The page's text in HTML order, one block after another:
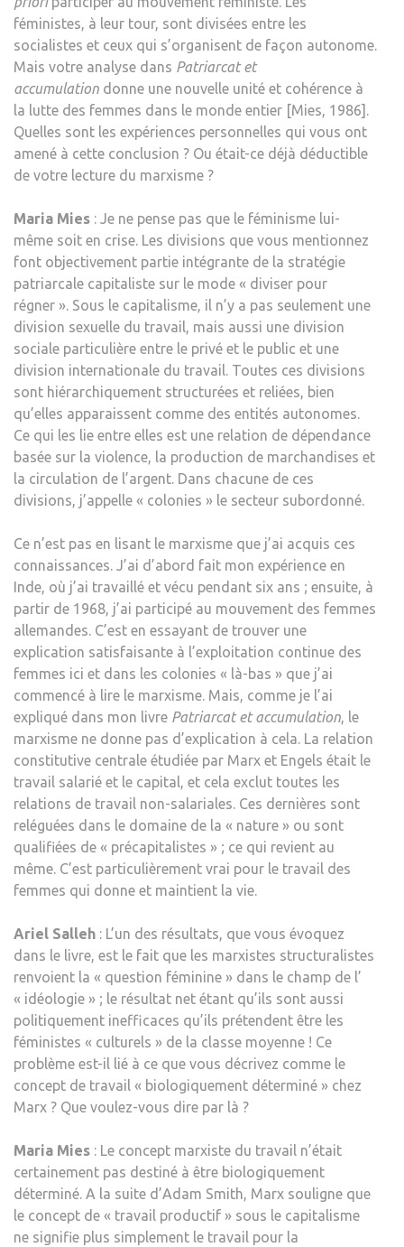
féministes, à leur tour, sont divisées entre les
socialistes et ceux qui s’organisent de façon autonome.
Mais votre analyse dans Patriarcat et
accumulation donne une nouvelle unité et cohérence à
la lutte des femmes dans le monde entier [Mies, 1986].
Quelles sont les expériences personnelles qui vous ont
amené à cette conclusion ? Ou était-ce déjà déductible
de votre lecture du marxisme ?
Maria Mies : Je ne pense pas que le féminisme lui-
même soit en crise. Les divisions que vous mentionnez
font objectivement partie intégrante de la stratégie
patriarcale capitaliste sur le mode « diviser pour
régner ». Sous le capitalisme, il n’y a pas seulement une
division sexuelle du travail, mais aussi une division
sociale particulière entre le privé et le public et une
division internationale du travail. Toutes ces divisions
sont hiérarchiquement structurées et reliées, bien
qu’elles apparaissent comme des entités autonomes.
Ce qui les lie entre elles est une relation de dépendance
basée sur la violence, la production de marchandises et
la circulation de l’argent. Dans chacune de ces
divisions, j’appelle « colonies » le secteur subordonné.
Ce n’est pas en lisant le marxisme que j’ai acquis ces
connaissances. J’ai d’abord fait mon expérience en
Inde, où j’ai travaillé et vécu pendant six ans ; ensuite, à
partir de 1968, j’ai participé au mouvement des femmes
allemandes. C’est en essayant de trouver une
explication satisfaisante à l’exploitation continue des
femmes ici et dans les colonies « là-bas » que j’ai
commencé à lire le marxisme. Mais, comme je l’ai
expliqué dans mon livre Patriarcat et accumulation, le
marxisme ne donne pas d’explication à cela. La relation
constitutive centrale étudiée par Marx et Engels était le
travail salarié et le capital, et cela exclut toutes les
relations de travail non-salariales. Ces dernières sont
reléguées dans le domaine de la « nature » ou sont
qualifiées de « précapitalistes » ; ce qui revient au
même. C’est particulièrement vrai pour le travail des
femmes qui donne et maintient la vie.
Ariel Salleh : L’un des résultats, que vous évoquez
dans le livre, est le fait que les marxistes structuralistes
renvoient la « question féminine » dans le champ de l’
« idéologie » ; le résultat net étant qu’ils sont aussi
politiquement inefficaces qu’ils prétendent être les
féministes « culturels » de la classe moyenne ! Ce
problème est-il lié à ce que vous décrivez comme le
concept de travail « biologiquement déterminé » chez
Marx ? Que voulez-vous dire par là ?
Maria Mies : Le concept marxiste du travail n’était
certainement pas destiné à être biologiquement
déterminé. A la suite d’Adam Smith, Marx souligne que
le concept de « travail productif » sous le capitalisme
ne signifie plus simplement le travail pour la